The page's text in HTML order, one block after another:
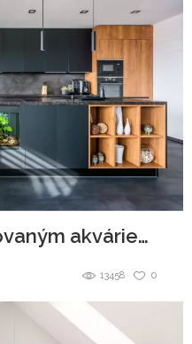
Kuchyně se zabudovaným akváriem v ostrůvku
0
13458